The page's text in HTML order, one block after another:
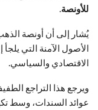
للأونصة.
يُشار إلى أن أونصة
الأصول الآمنة التي
الاقتصادي والسياسي.
ويرجع هذا التراجع
عوائد السندات، وسط